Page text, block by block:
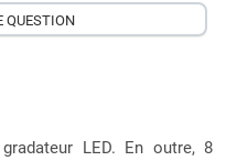
QUESTION
LED. En outre, 8